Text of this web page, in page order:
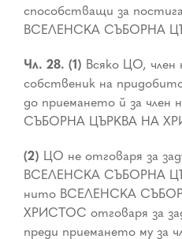
способстващи за
ВСЕЛЕНСКА СЪБОРНА
Чл. 28. (1) Всяко ЦО, член
собственик на
до приемането й за
СЪБОРНА ЦЪРКВА НА
(2) ЦО не отговаря за
ВСЕЛЕНСКА СЪБОРНА
нито ВСЕЛЕНСКА
ХРИСТОС отговаря за
преди приемането му за